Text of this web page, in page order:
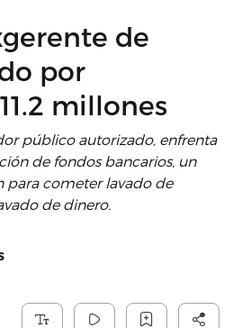
de
por
millones
público autorizado, enfrenta
de fondos bancarios, un
para cometer lavado de
de dinero.